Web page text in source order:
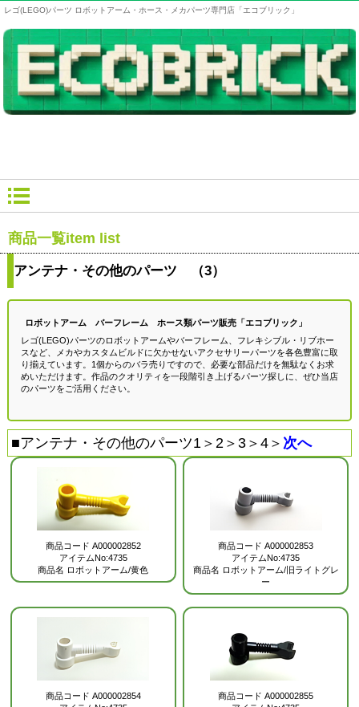
レゴ(LEGO)パーツ ロボットアーム・ホース・メカパーツ専門店「エコブリック」
商品一覧item list
アンテナ・その他のパーツ （3）
ロボットアーム バーフレーム ホース類パーツ販売「エコブリック」
レゴ(LEGO)パーツのロボットアームやバーフレーム、フレキシブル・リブホー
スなど、メカやカスタムビルドに欠かせないアクセサリーパーツを各色豊富に取
り揃えています。1個からのバラ売りですので、必要な部品だけを無駄なくお求
めいただけます。作品のクオリティを一段階引き上げるパーツ探しに、ぜひ当店
のパーツをご活用ください。
■アンテナ・その他のパーツ1＞ 2＞ 3＞ 4＞ 次へ
商品コード A000002852
アイテムNo:4735
商品名 ロボットアーム/黄色
商品コード A000002853
アイテムNo:4735
商品名 ロボットアーム/旧ライトグレ
ー
商品コード A000002854
商品コード A000002855